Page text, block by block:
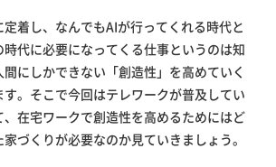
着し、なんでもAIが行ってくれる時代と
代に必要になってくる仕事というのは知
にしかできない「創造性」を高めていく
。そこで今回はテレワークが普及してい
在宅ワークで創造性を高めるためにはど
づくりが必要なのか見ていきましょう。